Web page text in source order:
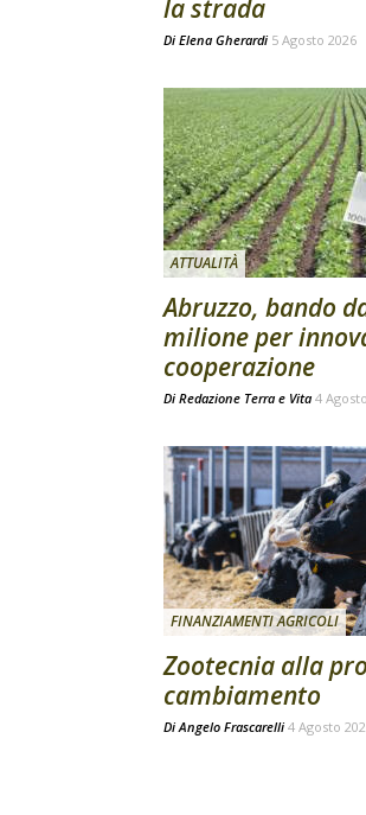
la strada
Di Elena Gherardi 5 Agosto 2026
ATTUALITÀ
Abruzzo, bando
milione per
cooperazione
Di Redazione Terra e Vita 4
FINANZIAMENTI AGRICOLI
Zootecnia alla
cambiamento
Di Angelo Frascarelli 4 Agosto